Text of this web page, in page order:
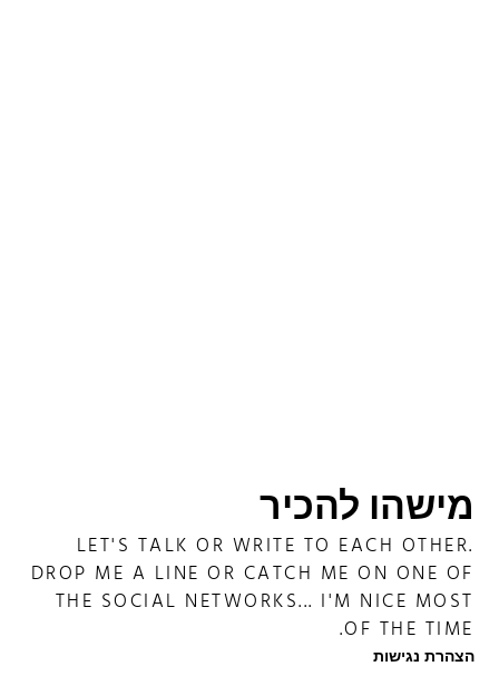
מישהו להכיר
LET'S TALK OR WRITE TO EACH OTHER.
DROP ME A LINE OR CATCH ME ON ONE OF
THE SOCIAL NETWORKS... I'M NICE MOST
OF THE TIME.
הצהרת נגישות